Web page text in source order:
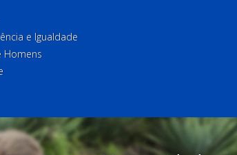
e Igualdade
Homens